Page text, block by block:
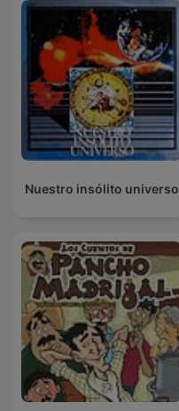
Nuestro insólito universo